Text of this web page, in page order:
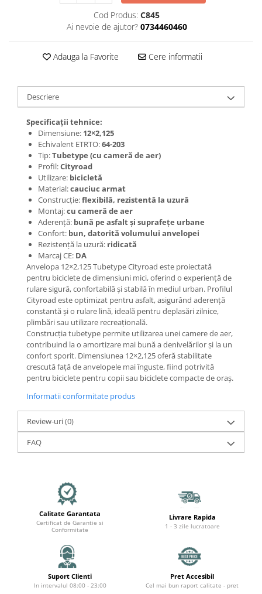
Display-uri / ecrane
Motoare
Cabluri motoare
Senzori Hall
Baterii
Controlere & Conversoare DC/DC
Încărcătoare
Prize de încărcare
Cabluri pentru baterii
Componente baterii
Localizatoare GPS
Mecanică
Furci / mânere principale &
secundare
Pliere, pasadores & tije
Crickuri / suporturi parcare
Suspensii & amortizoare
Rulmenți
Transmisii & lanțuri
Claxoane / sonerii (timbres)
Frâne
Discuri de frana
Plăcuțe de frână
Etrieri
Consumabile & Unelte
Conectori
Organizatoare cabluri
Unelte & truse
Adezivi & pastă termoconductoare
Rulouri de nichel
Tuburi termocontractabile
Cod Produs: C845
Ai nevoie de ajutor? 0734460460
Adauga la Favorite Cere informatii
Descriere
Specificații tehnice:
Dimensiune: 12×2,125
Echivalent ETRTO:64-203
Tip:Tubetype (cu cameră de aer)
Profil:Cityroad
Utilizare: bicicletă
Material:cauciuc armat
Construcție:flexibilă, rezistentă la uzură
Montaj:cu cameră de aer
Aderență: bună pe asfalt și suprafețe urbane
Confort: bun, datorită volumului anvelopei
Rezistență la uzură: ridicată
Marcaj CE: DA
Anvelopa 12×2,125 Tubetype Cityroad este proiectată
pentru biciclete de dimensiuni mici, oferind o experiență de
rulare sigură, confortabilă și stabilă în mediul urban. Profilul
Cityroad este optimizat pentru asfalt, asigurând aderență
constantă și o rulare lină, ideală pentru deplasări zilnice,
plimbări sau utilizare recreațională.
Construcția tubetype permite utilizarea unei camere de aer,
contribuind la o amortizare mai bună a denivelărilor și la un
confort sporit. Dimensiunea 12×2,125 oferă stabilitate
crescută față de anvelopele mai înguste, fiind potrivită
pentru biciclete pentru copii sau biciclete compacte de oraș.
Informatii conformitate produs
Review-uri(0)
FAQ
Calitate Garantata
Certificat de Garantie si
Conformitate
Livrare Rapida
1 - 3 zile lucratoare
Suport Clienti
In intervalul 08:00 - 23:00
Pret Accesibil
Cel mai bun raport calitate - pret